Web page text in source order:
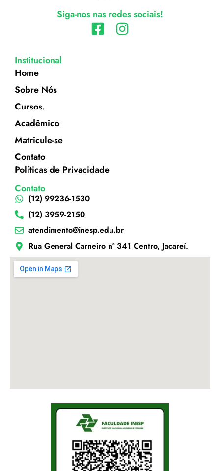
Siga-nos nas redes sociais!
Institucional
Home
Sobre Nós
Cursos.
Acadêmico
Matricule-se
Contato
Políticas de Privacidade
Contato
(12) 99236-1530
(12) 3959-2150
atendimento@inesp.edu.br
Rua General Carneiro nº 341 Centro, Jacareí.